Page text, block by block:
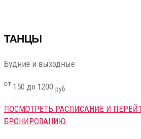
ТАНЦЫ
Будние и выходные
от 150 до 1200 руб
ПОСМОТРЕТЬ РАСПИСАНИЕ И
БРОНИРОВАНИЮ